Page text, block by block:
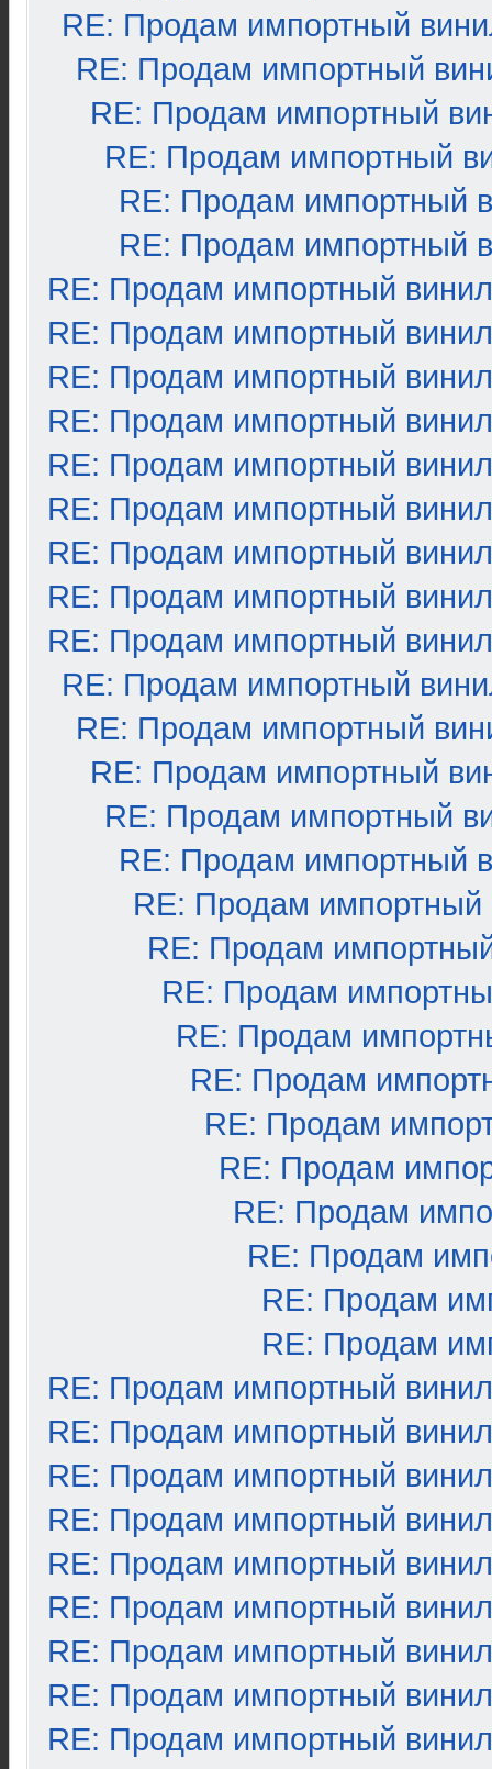
RE: Продам импортный
RE: Продам импортный
RE: Продам импортный
RE: Продам импортный
RE: Продам импортный
RE: Продам импортный
RE: Продам импортный винил
RE: Продам импортный винил
RE: Продам импортный винил
RE: Продам импортный винил
RE: Продам импортный винил
RE: Продам импортный винил
RE: Продам импортный винил
RE: Продам импортный винил
RE: Продам импортный винил
RE: Продам импортный
RE: Продам импортный
RE: Продам импортный
RE: Продам импортный
RE: Продам импортный
RE: Продам импортный
RE: Продам
RE: Продам
RE: Продам
RE: Продам
RE: Продам
RE: Продам
RE: Продам
RE: Продам
RE: Продам
RE: Продам
RE: Продам импортный винил
RE: Продам импортный винил
RE: Продам импортный винил
RE: Продам импортный винил
RE: Продам импортный винил
RE: Продам импортный винил
RE: Продам импортный винил
RE: Продам импортный винил
RE: Продам импортный винил